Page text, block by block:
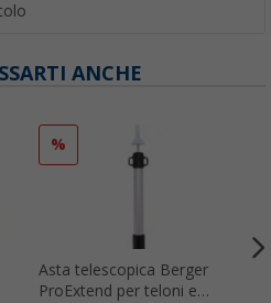
ANCHE
%
Asta telescopica Berger
ProExtend per teloni e